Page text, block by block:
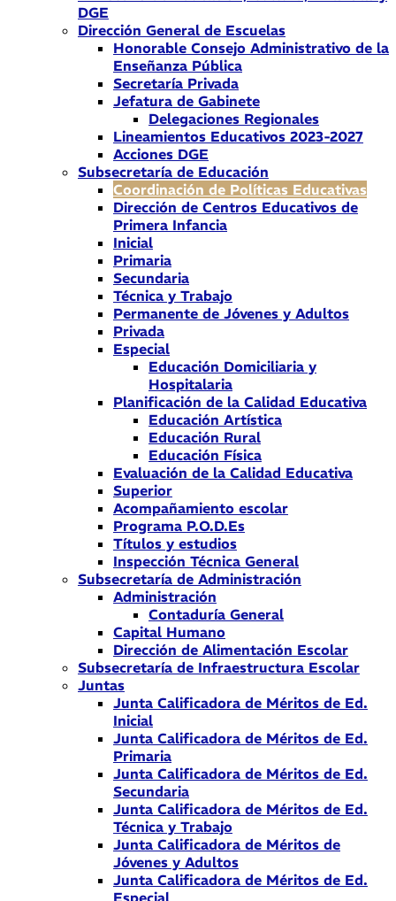
DGE
Dirección General de Escuelas
Honorable Consejo Administrativo de la
Enseñanza Pública
Secretaría Privada
Jefatura de Gabinete
Delegaciones Regionales
Lineamientos Educativos 2023-2027
Acciones DGE
Subsecretaría de Educación
Coordinación de Políticas Educativas
Dirección de Centros Educativos de
Primera Infancia
Inicial
Primaria
Secundaria
Técnica y Trabajo
Permanente de Jóvenes y Adultos
Privada
Especial
Educación Domiciliaria y
Hospitalaria
Planificación de la Calidad Educativa
Educación Artística
Educación Rural
Educación Física
Evaluación de la Calidad Educativa
Superior
Acompañamiento escolar
Programa P.O.D.Es
Títulos y estudios
Inspección Técnica General
Subsecretaría de Administración
Administración
Contaduría General
Capital Humano
Dirección de Alimentación Escolar
Subsecretaría de Infraestructura Escolar
Juntas
Junta Calificadora de Méritos de Ed.
Inicial
Junta Calificadora de Méritos de Ed.
Primaria
Junta Calificadora de Méritos de Ed.
Secundaria
Junta Calificadora de Méritos de Ed.
Técnica y Trabajo
Junta Calificadora de Méritos de
Jóvenes y Adultos
Junta Calificadora de Méritos de Ed.
Especial